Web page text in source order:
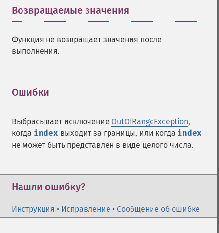
Возвращаемые значения
Функция не возвращает значения после
выполнения.
Ошибки
Выбрасывает исключение OutOfRangeException,
когда index выходит за границы, или когда index
не может быть представлен в виде целого числа.
Нашли ошибку?
Инструкция • Исправление • Сообщение об ошибке